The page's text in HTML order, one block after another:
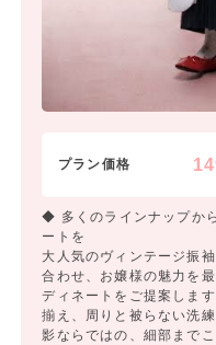
プラン価格
◆ 多くのラインナップか
ートを
大人気のヴィンテージ振
合わせ、お嬢様の魅力を
ディネートをご提案しま
揃え、周りと被らない洗
影ならではの、細部まで